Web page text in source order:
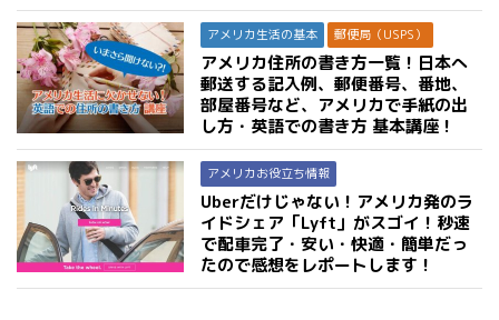
アメリカ生活の基本 郵便局（USPS）
アメリカ住所の書き方一覧！日本へ
郵送する記入例、郵便番号、番地、
部屋番号など、アメリカで手紙の出
し方・英語での書き方 基本講座！
アメリカお役立ち情報
Uberだけじゃない！アメリカ発のラ
イドシェア「Lyft」がスゴイ！秒速
で配車完了・安い・快適・簡単だっ
たので感想をレポートします！